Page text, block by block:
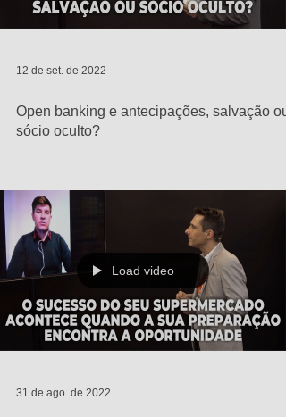
12 de set. de 2022
Open banking e antecipações, salvação ou
sócio oculto?
Load video
31 de ago. de 2022